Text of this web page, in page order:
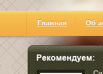
Главная Об